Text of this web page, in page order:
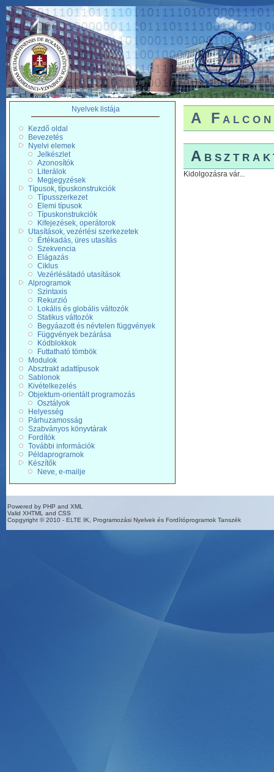
Nyelvek listája
Kezdő oldal
Bevezetés
Nyelvi elemek
Jelkészlet
Azonosítók
Literálok
Megjegyzések
Típusok, típuskonstrukciók
Típusszerkezet
Elemi típusok
Típuskonstrukciók
Kifejezések, operátorok
Utasítások, vezérlési szerkezetek
Értékadás, üres utasítás
Szekvencia
Elágazás
Ciklus
Vezérlésátadó utasítások
Alprogramok
Szintaxis
Rekurzió
Lokális és globális változók
Statikus változók
Begyáazott és névtelen függvények
Függvények bezárása
Kódblokkok
Futtatható tömbök
Modulok
Absztrakt adattípusok
Sablonok
Kivételkezelés
Objektum-orientált programozás
Osztályok
Helyesség
Párhuzamosság
Szabványos könyvtárak
Fordítók
További információk
Példaprogramok
Készítők
Neve, e-mailje
A
Kidolgozásra vár...
Powered by PHP and XML
Valid XHTML and CSS
Copgyright © 2010 - ELTE IK, Programozási Nyelvek és Fordítóprogramok Tanszék